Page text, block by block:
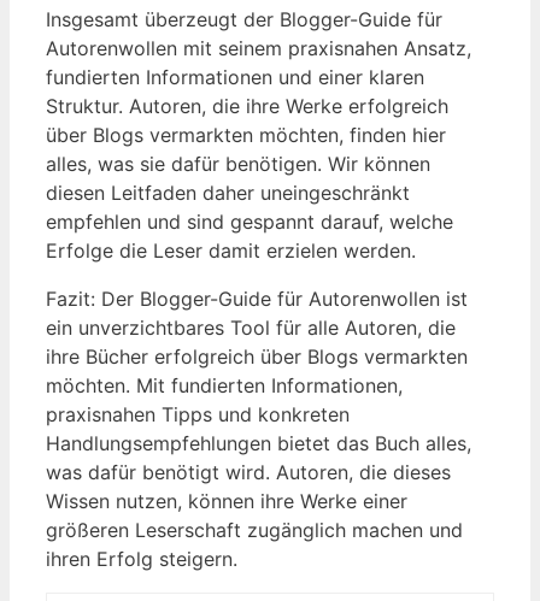
Insgesamt überzeugt der Blogger-Guide für
Autorenwollen mit seinem praxisnahen⁢ Ansatz,
fundierten Informationen und einer klaren
Struktur. Autoren, die ihre Werke erfolgreich
über Blogs vermarkten möchten, finden hier
alles, was sie dafür benötigen. Wir können
diesen Leitfaden daher uneingeschränkt
empfehlen und sind gespannt ‍darauf, welche
Erfolge die Leser damit erzielen werden.
Fazit: Der Blogger-Guide für Autorenwollen ist
ein unverzichtbares Tool​ für alle Autoren, ⁣die
ihre Bücher erfolgreich über Blogs vermarkten
möchten. Mit fundierten Informationen,
praxisnahen⁣ Tipps und konkreten
Handlungsempfehlungen bietet das Buch alles,
was dafür benötigt wird. Autoren,⁢ die dieses
Wissen nutzen, können ihre‌ Werke einer
größeren Leserschaft zugänglich machen und
ihren Erfolg steigern.